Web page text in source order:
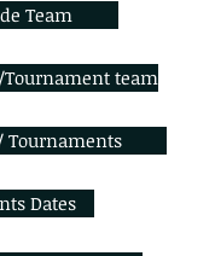
Team
Tournament team
Tournaments
Dates